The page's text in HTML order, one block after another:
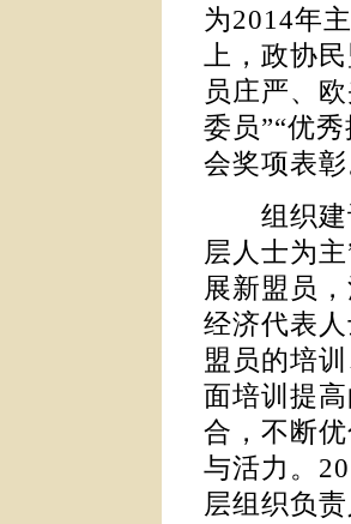
为2014年
上，政协
员庄严、
委员”“优
会奖项表
组织建设
层人士为
展新盟员
经济代表
盟员的培
面培训提
合，不断
与活力。
层组织负